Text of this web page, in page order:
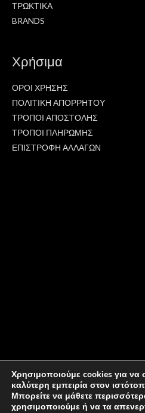
ΤΡΩΚΤΙΚΑ
BRANDS
Χρήσιμα
ΟΡΟΙ ΧΡΗΣΗΣ
ΠΟΛΙΤΙΚΗ ΑΠΟΡΡΗΤΟΥ
ΤΡΟΠΟΙ ΑΠΟΣΤΟΛΗΣ
ΤΡΟΠΟΙ ΠΛΗΡΩΜΗΣ
ΕΠΙΣΤΡΟΦΗ ΑΛΛΑΓΩΝ
Χρησιμοποιούμε cookies για
καλύτερη εμπειρία στον
Μπορείτε να μάθετε
χρησιμοποιούμε ή να τα